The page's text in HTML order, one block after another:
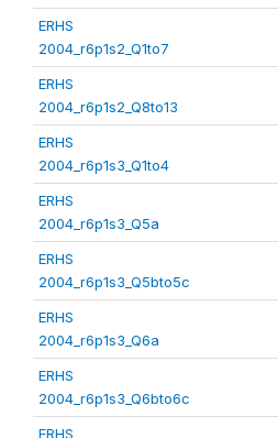
ERHS
2004_r6p1s2_Q1to7
ERHS
2004_r6p1s2_Q8to13
ERHS
2004_r6p1s3_Q1to4
ERHS
2004_r6p1s3_Q5a
ERHS
2004_r6p1s3_Q5bto5c
ERHS
2004_r6p1s3_Q6a
ERHS
2004_r6p1s3_Q6bto6c
ERHS